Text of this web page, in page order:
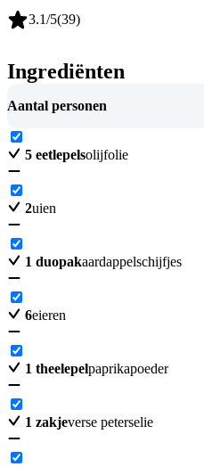
3.1/5(39)
Ingrediënten
Aantal personen
5 eetlepelsolijfolie
2uien
1 duopakaardappelschijfjes
6eieren
1 theelepelpaprikapoeder
1 zakjeverse peterselie